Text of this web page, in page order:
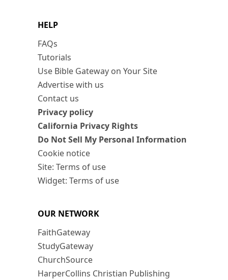
HELP
FAQs
Tutorials
Use Bible Gateway on Your Site
Advertise with us
Contact us
Privacy policy
California Privacy Rights
Do Not Sell My Personal Information
Cookie notice
Site: Terms of use
Widget: Terms of use
OUR NETWORK
FaithGateway
StudyGateway
ChurchSource
HarperCollins Christian Publishing